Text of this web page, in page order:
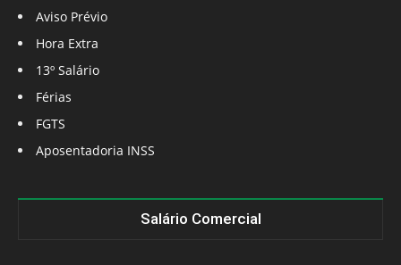
Aviso Prévio
Hora Extra
13º Salário
Férias
FGTS
Aposentadoria INSS
Salário Comercial